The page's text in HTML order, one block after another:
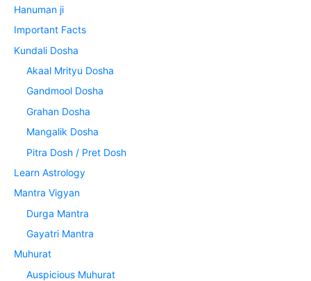
Hanuman ji
Important Facts
Kundali Dosha
Akaal Mrityu Dosha
Gandmool Dosha
Grahan Dosha
Mangalik Dosha
Pitra Dosh / Pret Dosh
Learn Astrology
Mantra Vigyan
Durga Mantra
Gayatri Mantra
Muhurat
Auspicious Muhurat